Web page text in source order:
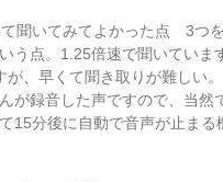
聞いてみてよかった点　3つ
う点。1.25倍速で聞いていま
、早くて聞き取りが難しい。
が録音した声ですので、当然
15分後に自動で音声が止まる